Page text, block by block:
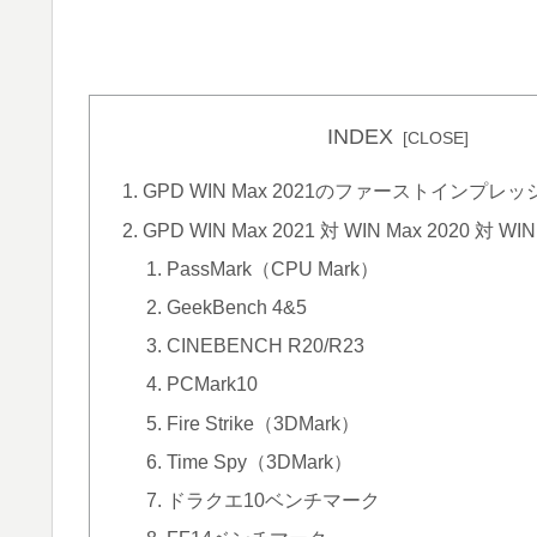
INDEX
GPD WIN Max 2021のファーストインプレッ
GPD WIN Max 2021 対 WIN Max 2020 対
PassMark（CPU Mark）
GeekBench 4&5
CINEBENCH R20/R23
PCMark10
Fire Strike（3DMark）
Time Spy（3DMark）
ドラクエ10ベンチマーク